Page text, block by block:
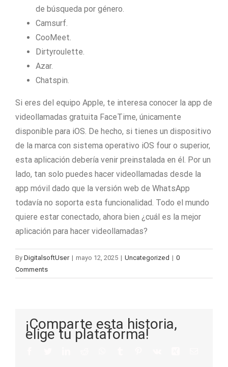
de búsqueda por género.
Camsurf.
CooMeet.
Dirtyroulette.
Azar.
Chatspin.
Si eres del equipo Apple, te interesa conocer la app de
videollamadas gratuita FaceTime, únicamente
disponible para iOS. De hecho, si tienes un dispositivo
de la marca con sistema operativo iOS four o superior,
esta aplicación debería venir preinstalada en él. Por un
lado, tan solo puedes hacer videollamadas desde la
app móvil dado que la versión web de WhatsApp
todavía no soporta esta funcionalidad. Todo el mundo
quiere estar conectado, ahora bien ¿cuál es la mejor
aplicación para hacer videollamadas?
By DigitalsoftUser | mayo 12, 2025 | Uncategorized | 0
Comments
¡Comparte esta historia,
elige tu plataforma!